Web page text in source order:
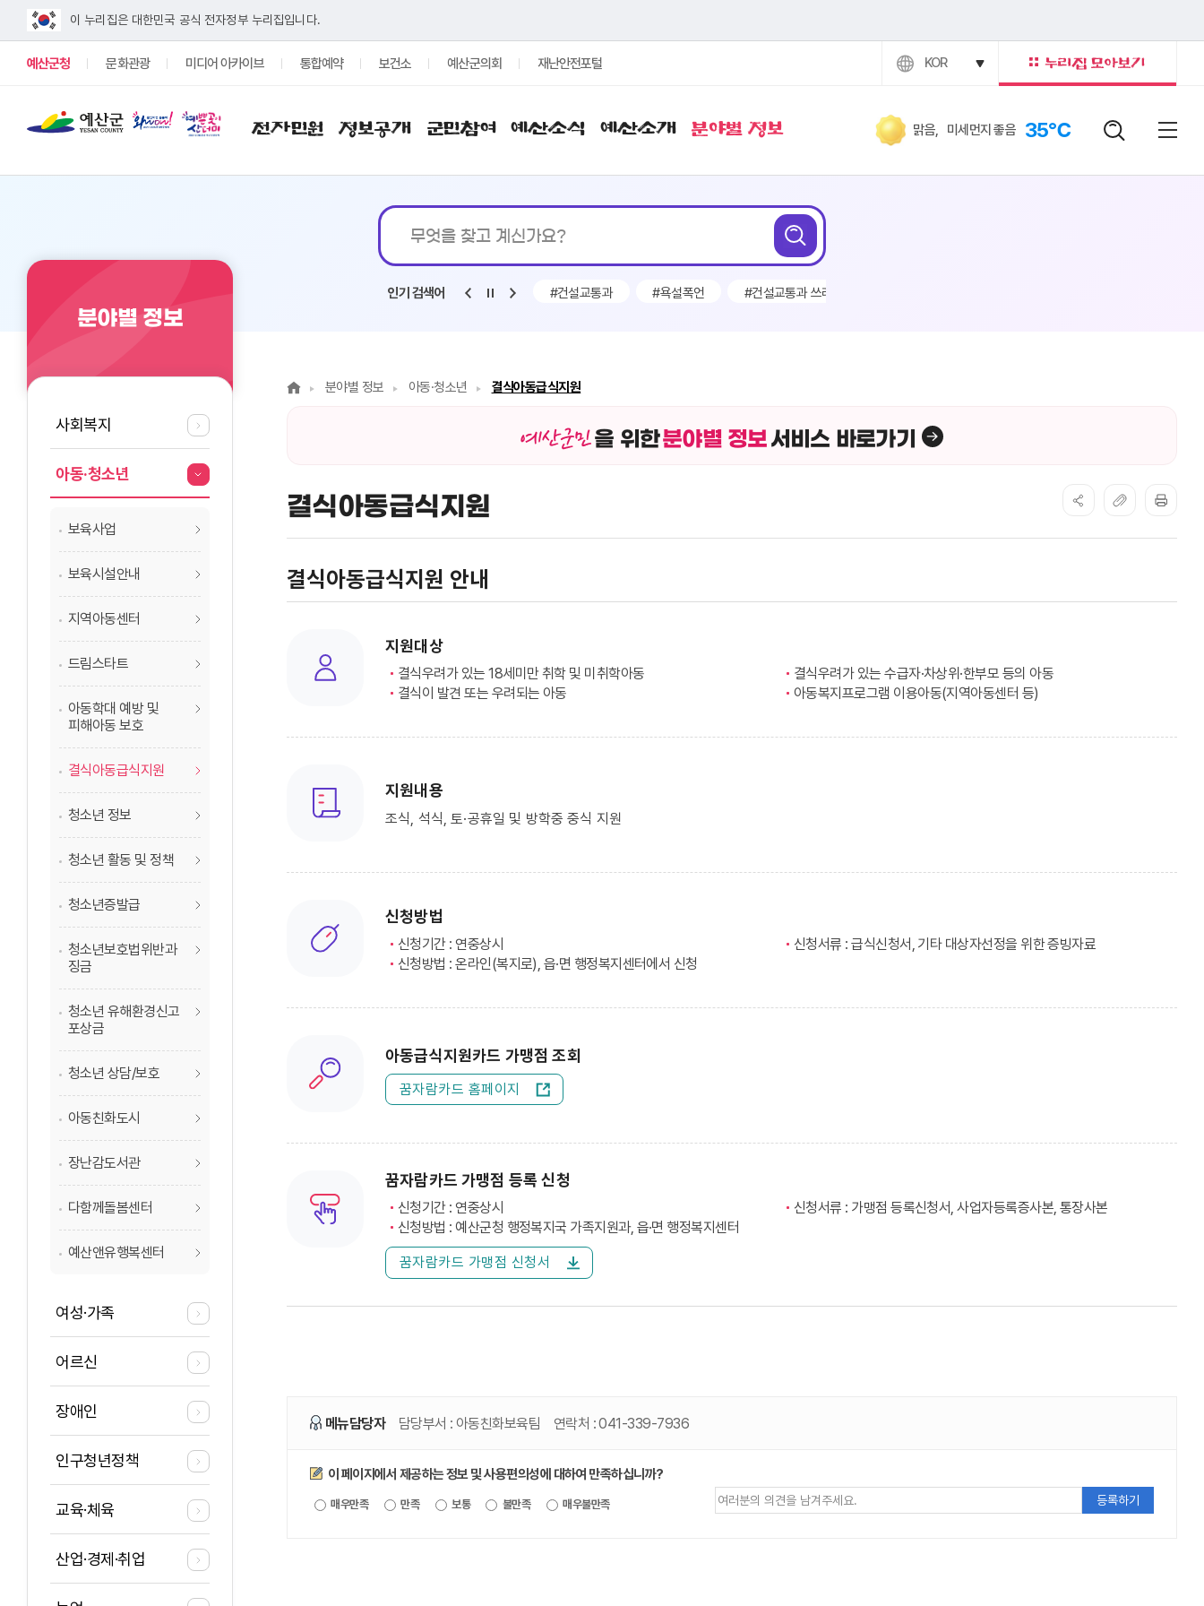
이 누리집은 대한민국 공식 전자정부 누리집입니다.
예산군청 문화관광 미디어 아카이브 통합예약 보건소 예산군의회 재난안전포털 KOR
맑음, 미세먼지 좋음 35℃
검색어
전자민원 정보공개 군민참여 예산소식 예산소개 분야별 정보
통합검색
계신가요?
검색
인기 검색어
#채용 #악마 #건설교통과 #욕설폭언 #건설교통과 쓰레기
분야별 정보
사회복지
아동·청소년
보육사업
보육시설안내
지역아동센터
드림스타트
아동학대 예방 및
피해아동 보호
결식아동급식지원
청소년 정보
청소년 활동 및 정책
청소년증발급
청소년보호법위반과
징금
청소년 유해환경신고
포상금
청소년 상담/보호
아동친화도시
장난감도서관
다함께돌봄센터
예산앤유행복센터
여성·가족
어르신
장애인
인구청년정책
교육·체육
산업·경제·취업
분야별 정보 아동·청소년 결식아동급식지원
을 위한분야별 정보 서비스 바로가기
결식아동급식지원
결식아동급식지원 안내
지원대상
결식우려가 있는 18세미만 취학 및 미취학아동
결식우려가 있는 수급자·차상위·한부모 등의 아동
결식이 발견 또는 우려되는 아동
아동복지프로그램 이용아동(지역아동센터 등)
지원내용
조식, 석식, 토·공휴일 및 방학중 중식 지원
신청방법
신청기간 : 연중상시
신청서류 : 급식신청서, 기타 대상자선정을 위한 증빙자료
신청방법 : 온라인(복지로), 읍·면 행정복지센터에서 신청
아동급식지원카드 가맹점 조회
꿈자람카드 홈페이지
꿈자람카드 가맹점 등록 신청
신청기간 : 연중상시
신청서류 : 가맹점 등록신청서, 사업자등록증사본, 통장사본
신청방법 : 예산군청 행정복지국 가족지원과, 읍·면 행정복지센터
꿈자람카드 가맹점 신청서
메뉴담당자 담당부서 : 아동친화보육팀 연락처 :041-339-7936
만족도조사
이 페이지에서 제공하는 정보 및 사용편의성에 대하여 만족하십니까?
매우만족 만족 보통 불만족 매우불만족